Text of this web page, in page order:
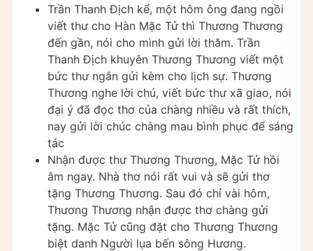
Trần Thanh Địch kể, một hôm ông đang ngồi
viết thư cho Hàn Mặc Tử thì Thương Thương
đến gần, nói cho mình gửi lời thăm. Trần
Thanh Địch khuyên Thương Thương viết một
bức thư ngắn gửi kèm cho lịch sự. Thương
Thương nghe lời chú, viết bức thư xã giao, nói
đại ý đã đọc thơ của chàng nhiều và rất thích,
nay gửi lời chúc chàng mau bình phục để sáng
tác
Nhận được thư Thương Thương, Mặc Tử hồi
âm ngay. Nhà thơ nói rất vui và sẽ gửi thơ
tặng Thương Thương. Sau đó chỉ vài hôm,
Thương Thương nhận được thơ chàng gửi
tặng. Mặc Tử cũng đặt cho Thương Thương
biệt danh Người lụa bến sông Hương.